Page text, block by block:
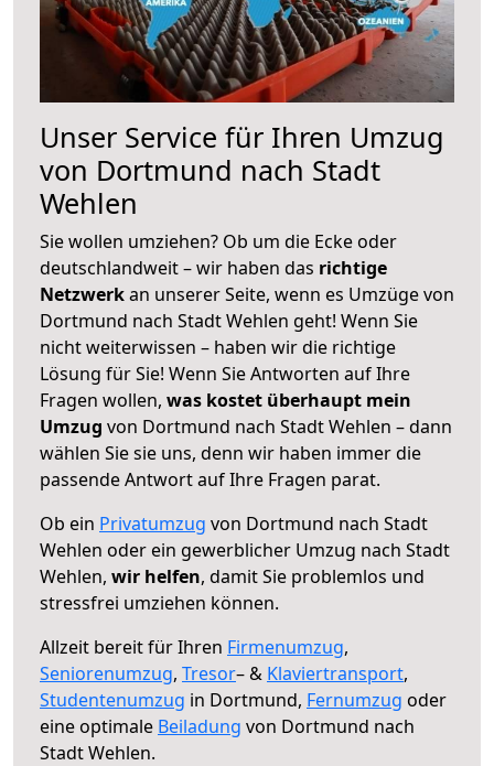
Unser Service für Ihren Umzug
von Dortmund nach Stadt
Wehlen
Sie wollen umziehen? Ob um die Ecke oder
deutschlandweit – wir haben das richtige
Netzwerkan unserer Seite, wenn es Umzüge von
Dortmund nach Stadt Wehlen geht! Wenn Sie
nicht weiterwissen – haben wir die richtige
Lösung für Sie! Wenn Sie Antworten auf Ihre
Fragen wollen, was kostet überhaupt mein
Umzug von Dortmund nach Stadt Wehlen – dann
wählen Sie sie uns, denn wir haben immer die
passende Antwort auf Ihre Fragen parat.
Ob ein Privatumzug von Dortmund nach Stadt
Wehlen oder ein gewerblicher Umzug nach Stadt
Wehlen, wir helfen, damit Sie problemlos und
stressfrei umziehen können.
Allzeit bereit für Ihren Firmenumzug,
Seniorenumzug, Tresor– & Klaviertransport,
Studentenumzug in Dortmund, Fernumzug oder
eine optimale Beiladung von Dortmund nach
Stadt Wehlen.